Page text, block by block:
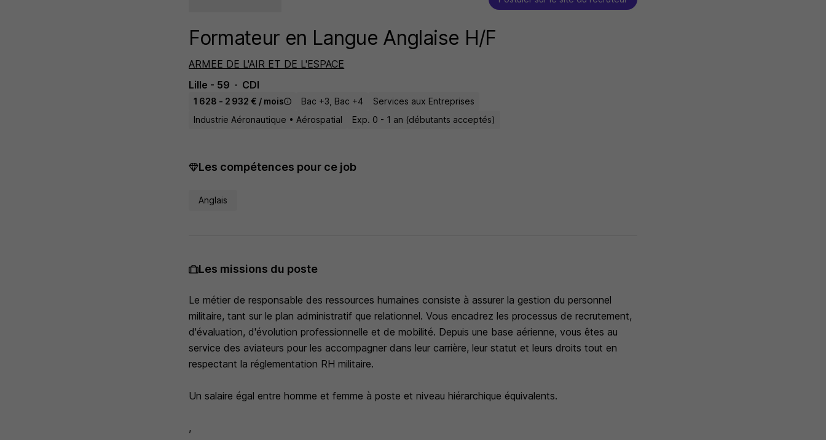
Formateur en Langue Anglaise H/F
ARMEE DE L'AIR ET DE L'ESPACE
Lille - 59
CDI
1 628 - 2 932 € / mois Bac +3, Bac +4
Services aux Entreprises
Industrie Aéronautique • Aérospatial
Exp. 0 - 1 an (débutants acceptés)
Les compétences pour ce job
Anglais
Les missions du poste
Le métier de responsable des ressources humaines consiste à assurer la gestion du personnel
militaire, tant sur le plan administratif que relationnel. Vous encadrez les processus de recrutement,
d'évaluation, d'évolution professionnelle et de mobilité. Depuis une base aérienne, vous êtes au
service des aviateurs pour les accompagner dans leur carrière, leur statut et leurs droits tout en
respectant la réglementation RH militaire.
Un salaire égal entre homme et femme à poste et niveau hiérarchique équivalents.
,